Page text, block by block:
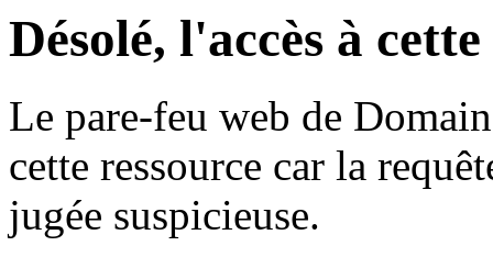
Désolé, l'accès à
Le pare-feu web de
cette ressource car la
jugée suspicieuse.